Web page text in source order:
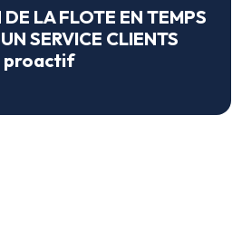
LA FLOTE EN TEMPS
SERVICE CLIENTS
proactif